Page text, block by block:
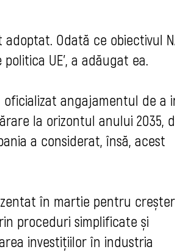
Odată ce obiectivul
UE', a adăugat ea.
angajamentul de a
la orizontul anului 2035,
a considerat, însă, acest
în martie pentru
proceduri simplificate și
investițiilor în industria